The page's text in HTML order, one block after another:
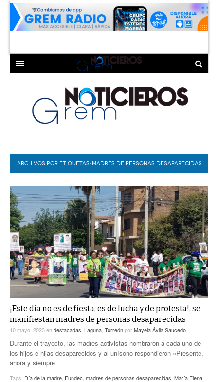
LAGUNA
TORREÓN
GÓMEZ PALACIO
LERDO
COAHUILA
DURANGO
DEPORTES
EXA
EL EXACTO
EXA INFORMA
GLOBO
CONTEXTOS
TRAYECTO LAGUNA
A MEDIA MAÑANA
A TODA LEY
DIÁLOGOS CON LA HISTORIA
TWEETS AND BEATS
LA MEJOR 97.1 ESTÉREO GALLITO
ACTUALIDADES GREM
PULSO
LA MEJOR INFORMACIÓN
COLABORADORES
PC29
ACTUALIDADES GREM
ARCHIVOS POR ETIQUETAS: MADRES DE PERSONAS DESAPARECIDAS
¡Este día no es de fiesta, es de lucha y de protesta!, se
manifiestan madres de personas desaparecidas
10 mayo, 2023endestacadas Laguna TorreónporMayela Ávila Saucedo
Durante el trayecto, las madres activistas nombraron a cada uno de
los hijos e hijas desaparecidos y al unísono respondieron «Presente,
ahora y siempre
Tags: Día de la madre Fundec madres de personas desaparecidas María Elena